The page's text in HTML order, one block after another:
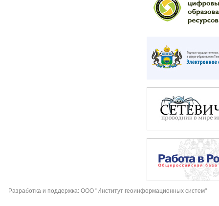
Разработка и поддержка: ООО "Институт геоинформационных систем"